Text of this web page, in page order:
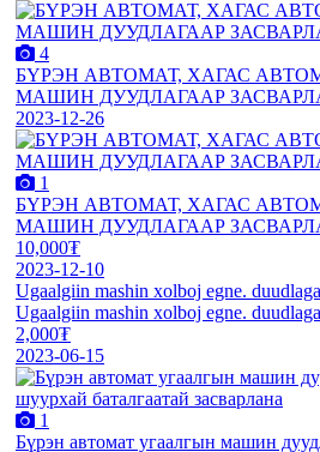
4
БҮРЭН АВТОМАТ, ХАГАС
МАШИН ДУУДЛАГААР
2023-12-26
1
БҮРЭН АВТОМАТ, ХАГАС
МАШИН ДУУДЛАГААР
10,000₮
2023-12-10
Ugaalgiin mashin xolboj egne.
Ugaalgiin mashin xolboj egne.
2,000₮
2023-06-15
1
Бүрэн автомат угаалгын машин